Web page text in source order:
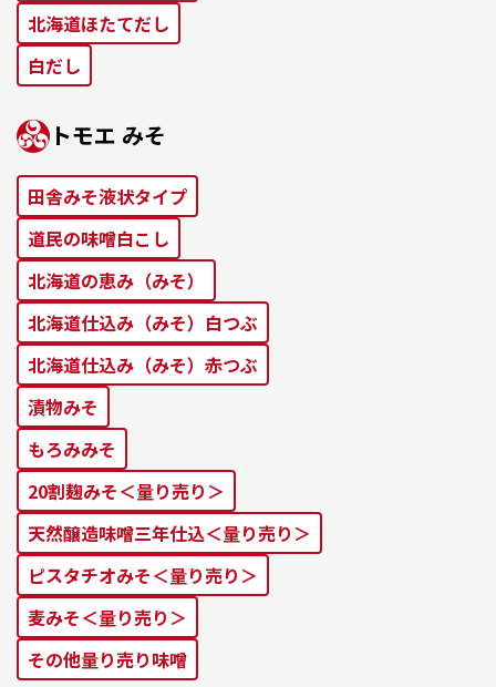
北海道ほたてだし
⽩だし
トモエ みそ
田舎みそ液状タイプ
道⺠の味噌⽩こし
北海道の恵み（みそ）
北海道仕込み（みそ）⽩つぶ
北海道仕込み（みそ）⾚つぶ
漬物みそ
もろみみそ
20割麹みそ＜量り売り＞
天然醸造味噌三年仕込＜量り売り＞
ピスタチオみそ＜量り売り＞
麦みそ＜量り売り＞
その他量り売り味噌